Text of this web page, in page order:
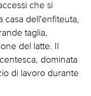
che si
casa dell'enfiteuta,
taglia,
del latte. Il
dominata
di lavoro durante